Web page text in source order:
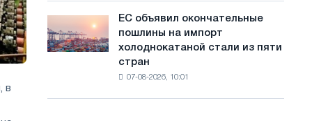
в
трамвайных
путей
объявил
окончательные
ЕС объявил окончательные
пошлины на импорт
холоднокатаной стали из пяти
стран
07-08-2026, 10:01